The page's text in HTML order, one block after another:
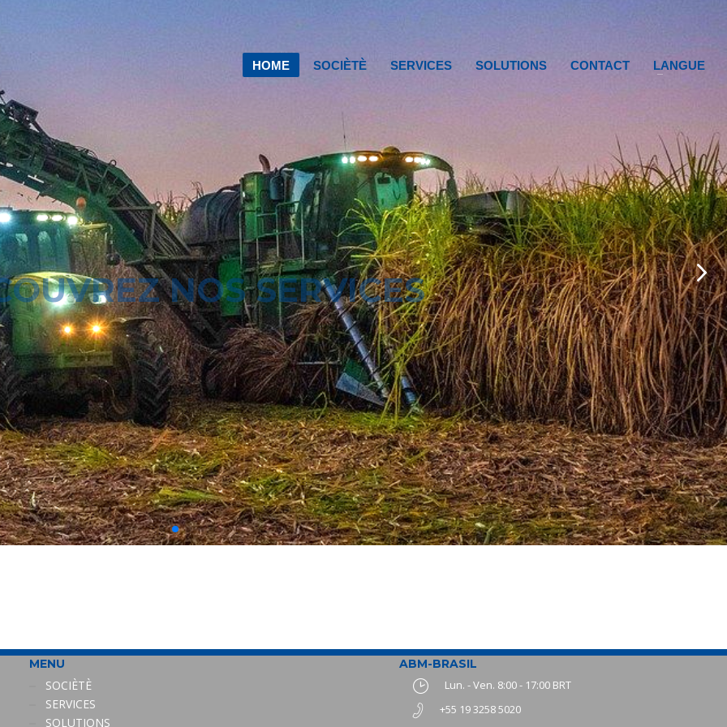
HOME SOCIÈTÈ SERVICES SOLUTIONS CONTACT LANGUE
NOS SERVICES
MENU
SOCIÈTÈ
SERVICES
SOLUTIONS
ABM-BRASIL
Lun. - Ven. 8:00 - 17:00 BRT
+55 19 3258 5020